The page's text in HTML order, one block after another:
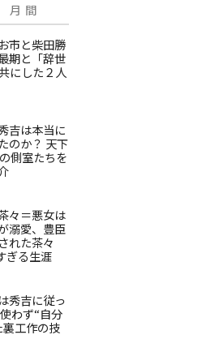
月 間
市と柴田勝
期と「辞世
にした２人
吉は本当に
のか？ 天下
側室たちを
々＝悪女は
溺愛、豊臣
れた茶々
ぎる生涯
秀吉に従っ
わず“自分
工作の技